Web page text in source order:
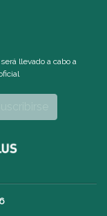
llevado a cabo a